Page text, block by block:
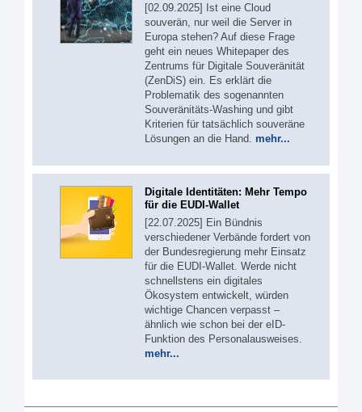
[02.09.2025] Ist eine Cloud
souverän, nur weil die Server in
Europa stehen? Auf diese Frage
geht ein neues Whitepaper des
Zentrums für Digitale Souveränität
(ZenDiS) ein. Es erklärt die
Problematik des sogenannten
Souveränitäts-Washing und gibt
Kriterien für tatsächlich souveräne
Lösungen an die Hand. mehr...
Digitale Identitäten: Mehr Tempo
für die EUDI-Wallet
[22.07.2025] Ein Bündnis
verschiedener Verbände fordert von
der Bundesregierung mehr Einsatz
für die EUDI-Wallet. Werde nicht
schnellstens ein digitales
Ökosystem entwickelt, würden
wichtige Chancen verpasst –
ähnlich wie schon bei der eID-
Funktion des Personalausweises.
mehr...